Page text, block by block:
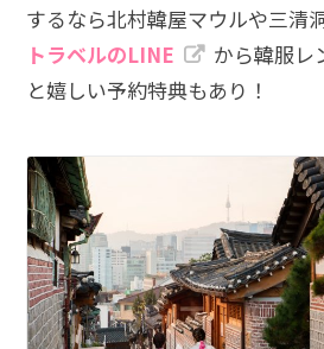
するなら北村韓屋マウルや三清
トラベルのLINE
から韓服レ
と嬉しい予約特典もあり！